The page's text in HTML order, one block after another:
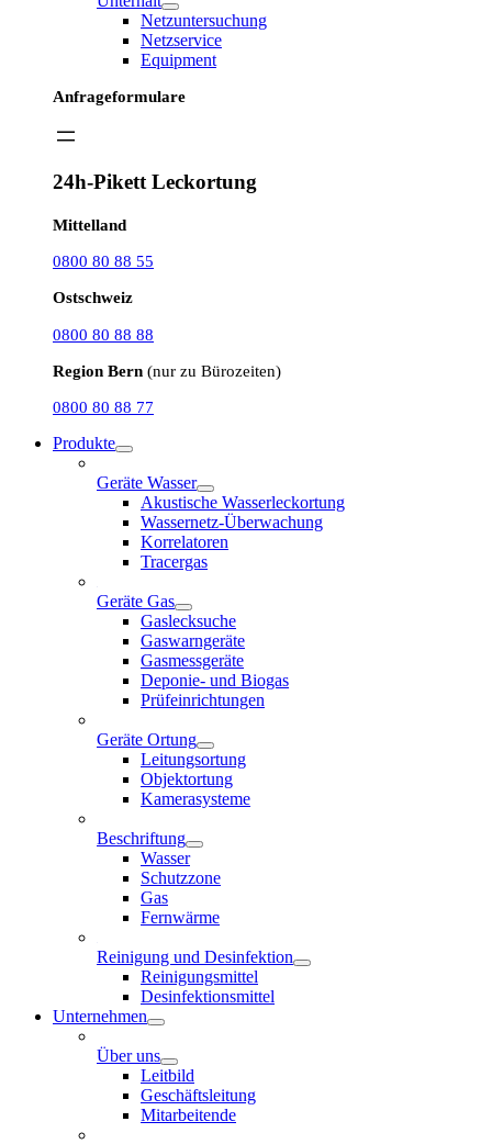
Netzuntersuchung
Netzservice
Equipment
Anfrageformulare
24h-Pikett Leckortung
Mittelland
0800 80 88 55
Ostschweiz
0800 80 88 88
Region Bern (nur zu Bürozeiten)
0800 80 88 77
Produkte
Geräte Wasser
Akustische Wasserleckortung
Wassernetz-Überwachung
Korrelatoren
Tracergas
Geräte Gas
Gaslecksuche
Gaswarngeräte
Gasmessgeräte
Deponie- und Biogas
Prüfeinrichtungen
Geräte Ortung
Leitungsortung
Objektortung
Kamerasysteme
Beschriftung
Wasser
Schutzzone
Gas
Fernwärme
Reinigung und Desinfektion
Reinigungsmittel
Desinfektionsmittel
Unternehmen
Über uns
Leitbild
Geschäftsleitung
Mitarbeitende